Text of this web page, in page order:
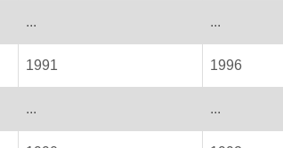
... ...
1991 1996
... ...